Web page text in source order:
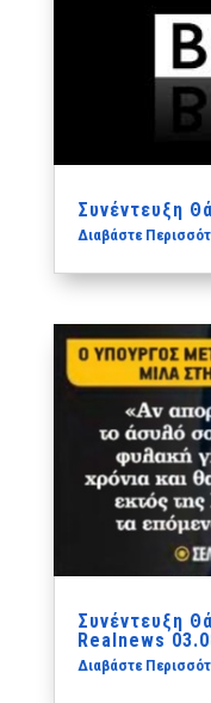
Συνέντευξη
Διαβάστε
Συνέντευξη
Realnews
Διαβάστε